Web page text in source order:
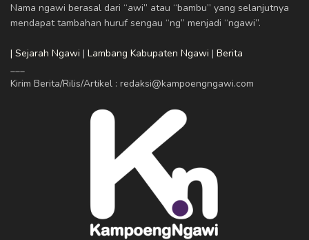
Nama ngawi berasal dari “awi” atau “bambu” yang selanjutnya
mendapat tambahan huruf sengau “ng” menjadi “ngawi”.
| Sejarah Ngawi | Lambang Kabupaten Ngawi | Berita
Kirim Berita/Rilis/Artikel : redaksi@kampoengngawi.com